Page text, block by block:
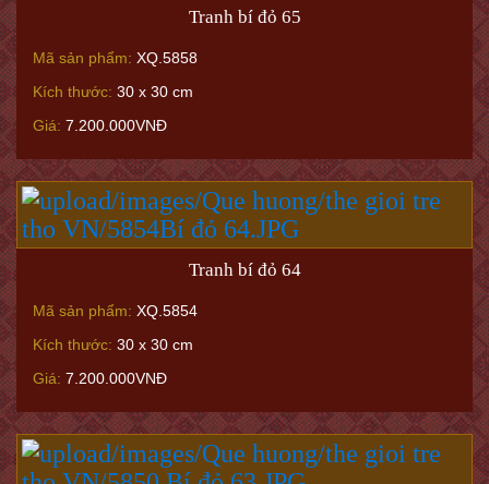
Tranh bí đỏ 65
Mã sản phẩm: XQ.5858
Kích thước: 30 x 30 cm
Giá: 7.200.000VNĐ
Tranh bí đỏ 64
Mã sản phẩm: XQ.5854
Kích thước: 30 x 30 cm
Giá: 7.200.000VNĐ